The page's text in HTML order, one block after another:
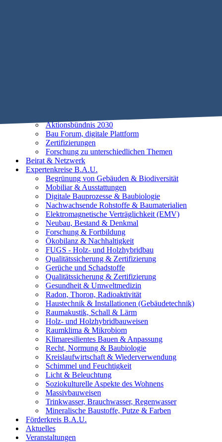
Aktionsbündnis 2030
Bau Forum, digitale Plattform
Zertifizierungen
Forschung zu unterschiedlichen Themen
Beirat & Netzwerk
Expertenkreise B.A.U.
Begrünung von Gebäuden & Biodiversität
Mobiliar & Ausstattungen
Digitale Bauprozesse & Baubiologie
Nachwachsende Rohstoffe & Baumaterialien
Elektromagnetische Verträglichkeit (EMV)
Neubau, Bestand & Denkmal
Forschung & Fortbildung
Ökobilanz & Nachhaltigkeit
FUGS - Holz- und Holzhybridbau
Qualitätssicherung & Zertifizierung
Gerüche und Schadstoffe
Qualitätssicherung & Zertifizierung
Gesundheit & Umweltmedizin
Radon, Thoron, Radioaktivität
Haustechnik & Installationen (Gebäudetechnik)
Raumakustik, Schall & Lärm
Holz- und Holzhybridbauweisen
Raumklima & Mikrobiom
Klimaresilientes Bauen & Anpassung
Recht, Normung & Baubiologie
Kreislaufwirtschaft & Wiederverwendung
Schimmel und Feuchtigkeit
Licht & Beleuchtung
Soziokulturelle Aspekte des Wohnens
Massivbauweisen
Trinkwasser, Brauchwasser, Regenwasser
Mineralische Baustoffe, Putze & Farben
Förderkreis B.A.U.
Aktuelles
Veranstaltungen